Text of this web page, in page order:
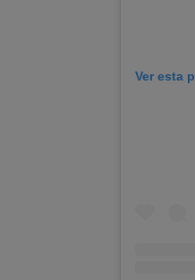
Ver esta